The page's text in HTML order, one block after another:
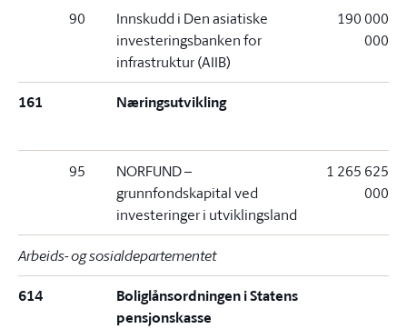
90
Innskudd i Den asiatiske
investeringsbanken for
infrastruktur (AIIB)
190 000
000
161 Næringsutvikling
95
NORFUND –
grunnfondskapital ved
investeringer i utviklingsland
1 265 625
000
Arbeids- og sosialdepartementet
614
Boliglånsordningen i Statens
pensjonskasse